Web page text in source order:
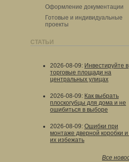
Оформление документации
Готовые и индивидуальные
проекты
СТАТЬИ
2026-08-09: Инвестируйте в
торговые площади на
центральных улицах
2026-08-09: Как выбрать
плоскогубцы для дома и не
ошибиться в выборе
2026-08-09: Ошибки при
монтаже дверной коробки и
их избежать
Все